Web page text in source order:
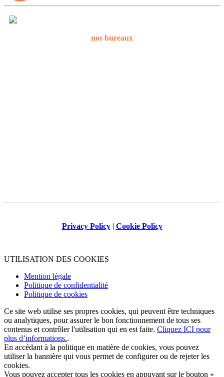
nos bureaux
Privacy Policy| Cookie Policy
UTILISATION DES COOKIES
Mention légale
Politique de confidentialité
Politique de cookies
Ce site web utilise ses propres cookies, qui peuvent être techniques
ou analytiques, pour assurer le bon fonctionnement de tous ses
contenus et contrôler l'utilisation qui en est faite. Cliquez ICI pour
plus d’informations..
En accédant à la politique en matière de cookies, vous pouvez
utiliser la bannière qui vous permet de configurer ou de rejeter les
cookies.
Vous pouvez accepter tous les cookies en appuyant sur le bouton «